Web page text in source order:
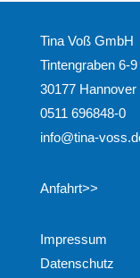
Tina Voß GmbH
Tintengraben 6-9
30177 Hannover
0511 696848-0
info@tina-
Anfahrt>>
Impressum
Datenschutz